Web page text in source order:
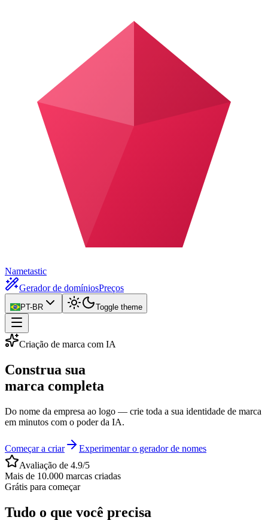
Nametastic
Gerador de domíniosPreços
PT-BR Toggle theme
Criação de marca com IA
Construa sua
marca completa
Do nome da empresa ao logo — crie toda a sua identidade de marca
em minutos com o poder da IA.
Começar a criar
Experimentar o gerador de nomes
Avaliação de 4.9/5
Mais de 10.000 marcas criadas
Grátis para começar
Tudo o que você precisa